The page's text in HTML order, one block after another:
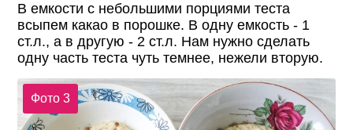
В емкости с небольшими порциями теста
всыпем какао в порошке. В одну емкость - 1
ст.л., а в другую - 2 ст.л. Нам нужно сделать
одну часть теста чуть темнее, нежели вторую.
Фото 3